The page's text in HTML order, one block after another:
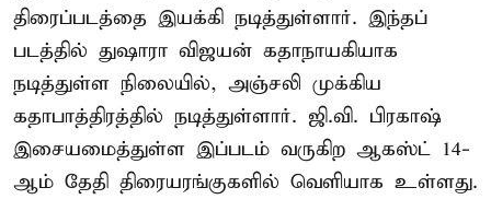
திரைப்படத்தை இயக்கி நடித்துள்ளார். இந்தப்
படத்தில் துஷாரா விஜயன் கதாநாயகியாக
நடித்துள்ள நிலையில், அஞ்சலி முக்கிய
கதாபாத்திரத்தில் நடித்துள்ளார். ஜி.வி. பிரகாஷ்
இசையமைத்துள்ள இப்படம் வருகிற ஆகஸ்ட் 14-
ஆம் தேதி திரையரங்குகளில் வெளியாக உள்ளது.